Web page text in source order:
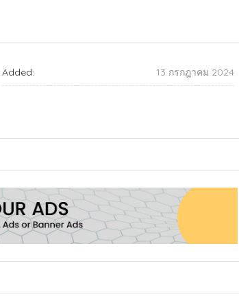
Added: 13 กรกฎาคม 2024